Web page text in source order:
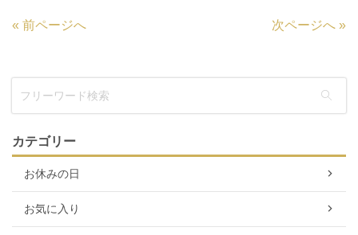
« 前ページへ 次ページへ »
カテゴリー
お休みの日
お気に入り